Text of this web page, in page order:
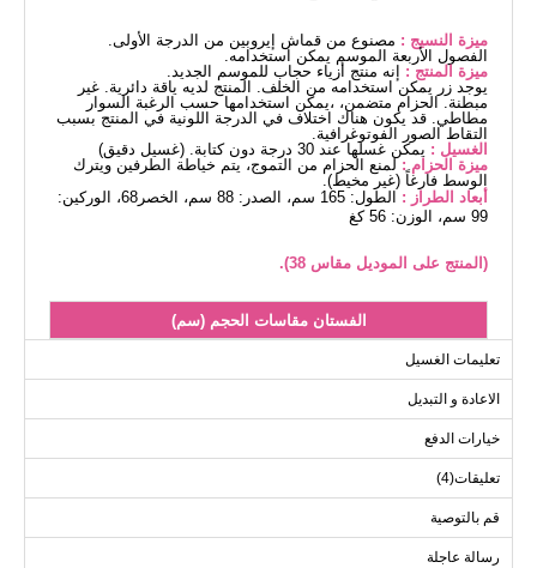
ميزة النسيج : مصنوع من قماش إيروبين من الدرجة الأولى.
الفصول الأربعة الموسم يمكن استخدامه.
ميزة المنتج : إنه منتج أزياء حجاب للموسم الجديد.
يوجد زر يمكن استخدامه من الخلف. المنتج لديه ياقة دائرية. غير
مبطنة. الحزام متضمن، ،يمكن استخدامها حسب الرغبة السوار
مطاطي. قد يكون هناك اختلاف في الدرجة اللونية في المنتج بسبب
التقاط الصور الفوتوغرافية.
الغسيل : يمكن غسلها عند 30 درجة دون كتابة. (غسيل دقيق)
ميزة الحزام : لمنع الحزام من التموج، يتم خياطة الطرفين ويترك
الوسط فارغاً (غير مخيط).
أبعاد الطراز :
الطول: 165 سم، الصدر: 88 سم، الخصر68، الوركين:
99 سم، الوزن: 56 كغ
(المنتج على الموديل مقاس 38).
الفستان مقاسات الحجم (سم)
الحجم
40
106
132
48
122
132
تعليمات الغسيل
الاعادة و التبديل
خيارات الدفع
تعليقات(4)
قم بالتوصية
رسالة عاجلة